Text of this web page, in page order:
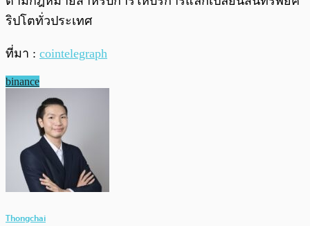
ริปโตทั่วประเทศ
ที่มา : cointelegraph
binance
Thongchai